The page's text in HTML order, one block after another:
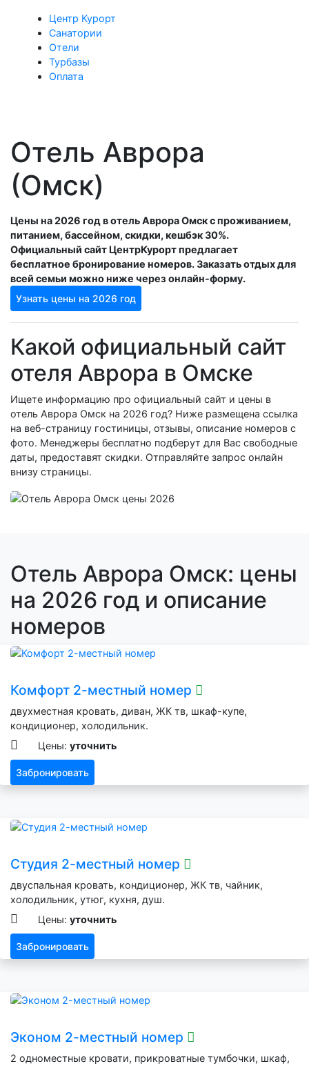
Центр Курорт
Санатории
Отели
Турбазы
Оплата
Отель Аврора
(Омск)
Цены на 2026 год в отель Аврора Омск с проживанием,
питанием, бассейном, скидки, кешбэк 30%.
Официальный сайт ЦентрКурорт предлагает
бесплатное бронирование номеров. Заказать отдых для
всей семьи можно ниже через онлайн-форму.
Узнать цены на 2026 год
Какой официальный сайт
отеля Аврора в Омске
Ищете информацию про официальный сайт и цены в
отель Аврора Омск на 2026 год? Ниже размещена ссылка
на веб-страницу гостиницы, отзывы, описание номеров с
фото. Менеджеры бесплатно подберут для Вас свободные
даты, предоставят скидки. Отправляйте запрос онлайн
внизу страницы.
Отель Аврора Омск: цены
на 2026 год и описание
номеров
Комфорт 2-местный номер
двухместная кровать, диван, ЖК тв, шкаф-купе,
кондиционер, холодильник.
Цены: уточнить
Забронировать
Студия 2-местный номер
двуспальная кровать, кондиционер, ЖК тв, чайник,
холодильник, утюг, кухня, душ.
Цены: уточнить
Забронировать
Эконом 2-местный номер
2 одноместные кровати, прикроватные тумбочки, шкаф,